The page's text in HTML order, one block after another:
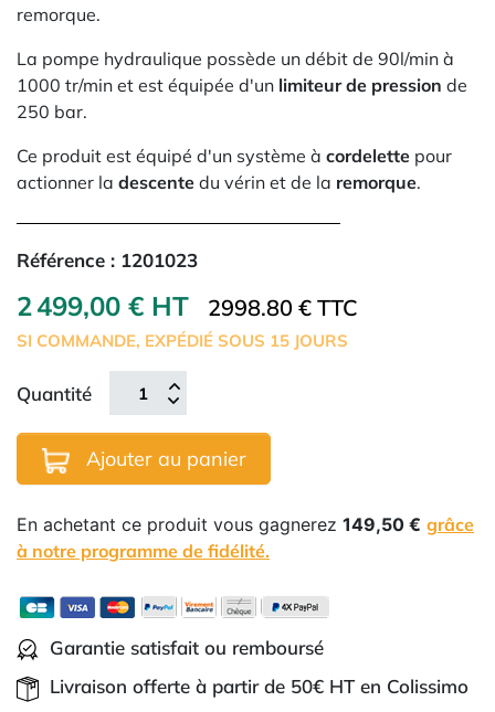
remorque.
La pompe hydraulique possède un débit de 90l/min à
1000 tr/min et est équipée d'un limiteur de pression de
250 bar.
Ce produit est équipé d'un système à cordelette pour
actionner la descente du vérin et de la remorque.
Référence : 1201023
2 499,00 € HT 2998.80 € TTC
SI COMMANDE, EXPÉDIÉ SOUS 15 JOURS
Quantité
Ajouter au panier
En achetant ce produit vous gagnerez 149,50 € grâce
à notre programme de fidélité.
Garantie satisfait ou remboursé
Livraison offerte à partir de 50€ HT en Colissimo